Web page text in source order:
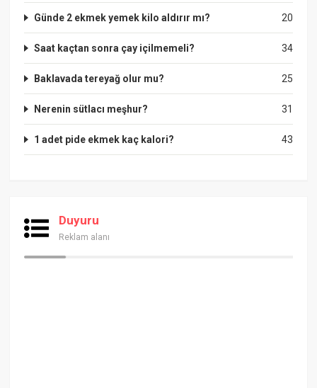
20
Günde 2 ekmek yemek kilo aldırır mı?
34
Saat kaçtan sonra çay içilmemeli?
25
Baklavada tereyağ olur mu?
31
Nerenin sütlacı meşhur?
43
1 adet pide ekmek kaç kalori?
Duyuru
Reklam alanı